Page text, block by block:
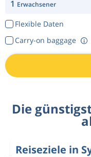
1 Erwachsener
Flexible Daten
Carry-on baggage
Die
Reiseziele in